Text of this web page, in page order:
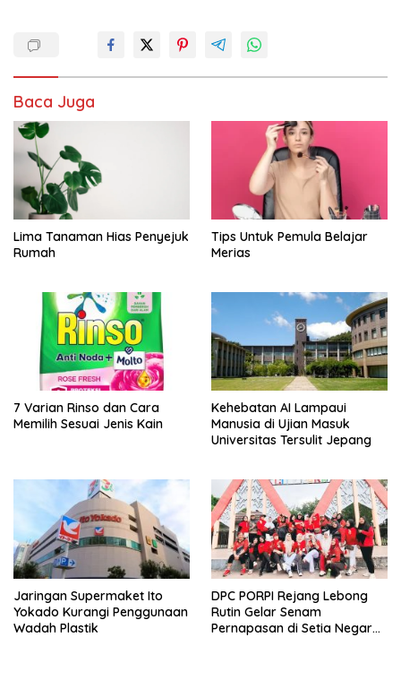
Baca Juga
Lima Tanaman Hias Penyejuk
Rumah
Tips Untuk Pemula Belajar
Merias
7 Varian Rinso dan Cara
Memilih Sesuai Jenis Kain
Kehebatan AI Lampaui
Manusia di Ujian Masuk
Universitas Tersulit Jepang
Jaringan Supermaket Ito
Yokado Kurangi Penggunaan
Wadah Plastik
DPC PORPI Rejang Lebong
Rutin Gelar Senam
Pernapasan di Setia Negara